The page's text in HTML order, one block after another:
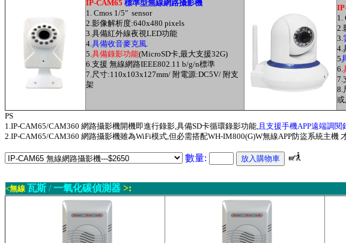
IP-CAM65 標準型無線網路攝影機
1. Cmos 1/5" sensor
2.影像解析度:640x480 pixels
3.具備紅外線夜視LED功能
4.具備收音麥克風.
5.具備錄影功能(MicroSD卡,最大支援32G)
6.支援 無線網路IEEE802.11 b/g/n標準
7.尺寸:110x103x127mm/ 附電源:DC5V/ 附支
架
1.
2.
3.
4.
5
6.
7.
8.
PS
1.IP-CAM65/CAM360 網路攝影機開機即進行錄影,具備SD卡循環錄影功能, 且支援手機APP遠端調閱
2.IP-CAM65/CAM360 網路攝影機雖為WiFi模式,但必需搭配WH-IM800(G)W無線APP防盜系統主機
數量:
<無線 瓦斯 / 一氧化碳偵測器 >: